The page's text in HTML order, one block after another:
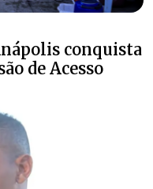
conquista
de Acesso